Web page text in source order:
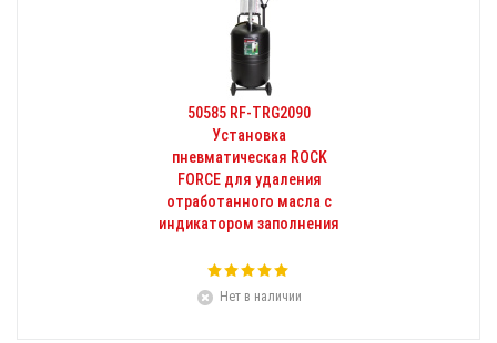
50585 RF-TRG2090
Установка
пневматическая ROCK
FORCE для удаления
отработанного масла с
индикатором заполнения
Нет в наличии